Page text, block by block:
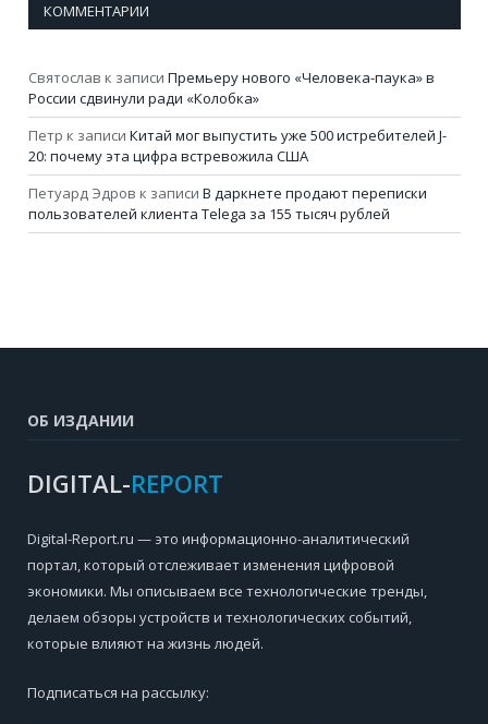
КОММЕНТАРИИ
Святослав к записи Премьеру нового «Человека-паука» в
России сдвинули ради «Колобка»
Петр к записи Китай мог выпустить уже 500 истребителей J-
20: почему эта цифра встревожила США
Петуард Эдров к записи В даркнете продают переписки
пользователей клиента Telega за 155 тысяч рублей
ОБ ИЗДАНИИ
DIGITAL-REPORT
Digital-Report.ru — это информационно-аналитический
портал, который отслеживает изменения цифровой
экономики. Мы описываем все технологические тренды,
делаем обзоры устройств и технологических событий,
которые влияют на жизнь людей.
Подписаться на рассылку: